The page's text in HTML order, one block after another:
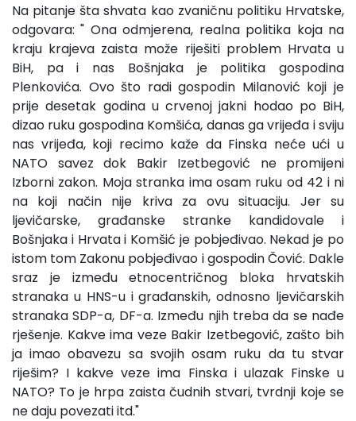
Na pitanje šta shvata kao zvaničnu politiku Hrvatske,
odgovara: " Ona odmjerena, realna politika koja na
kraju krajeva zaista može riješiti problem Hrvata u
BiH, pa i nas Bošnjaka je politika gospodina
Plenkovića. Ovo što radi gospodin Milanović koji je
prije desetak godina u crvenoj jakni hodao po BiH,
dizao ruku gospodina Komšića, danas ga vrijeđa i sviju
nas vrijeđa, koji recimo kaže da Finska neće ući u
NATO savez dok Bakir Izetbegović ne promijeni
Izborni zakon. Moja stranka ima osam ruku od 42 i ni
na koji način nije kriva za ovu situaciju. Jer su
ljevičarske, građanske stranke kandidovale i
Bošnjaka i Hrvata i Komšić je pobjeđivao. Nekad je po
istom tom Zakonu pobjeđivao i gospodin Čović. Dakle
sraz je između etnocentričnog bloka hrvatskih
stranaka u HNS-u i građanskih, odnosno ljevičarskih
stranaka SDP-a, DF-a. Između njih treba da se nađe
rješenje. Kakve ima veze Bakir Izetbegović, zašto bih
ja imao obavezu sa svojih osam ruku da tu stvar
riješim? I kakve veze ima Finska i ulazak Finske u
NATO? To je hrpa zaista čudnih stvari, tvrdnji koje se
ne daju povezati itd."